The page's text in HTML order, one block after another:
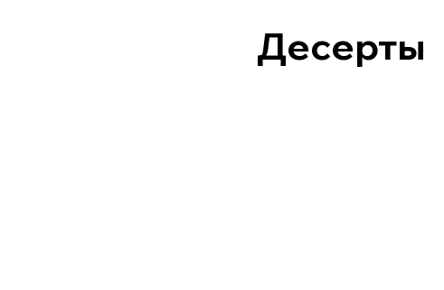
Десерты